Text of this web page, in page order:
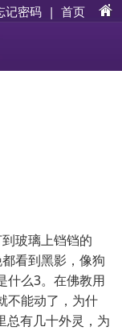
记密码 | 首页
玻璃上铛铛的
看到黑影，像狗
什么3。在佛教用
不能动了，为什
总有几十外灵，为